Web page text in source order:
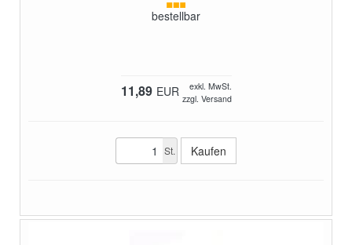
bestellbar
11,89 EUR
exkl. MwSt.
zzgl. Versand
St.